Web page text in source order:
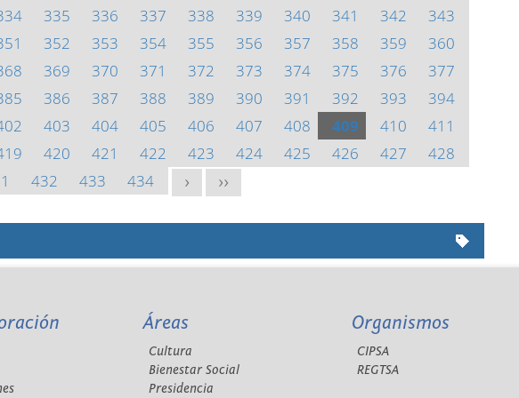
335 336 337 338 339 340 341 342
343
352 353 354 355 356 357 358 359
360
369 370 371 372 373 374 375 376
377
386 387 388 389 390 391 392 393
394
403 404 405 406 407 408 409 410
411
420 421 422 423 424 425 426 427
428
432 433 434 > >>
Áreas
Cultura
Bienestar Social
Presidencia
Organismos
CIPSA
REGTSA